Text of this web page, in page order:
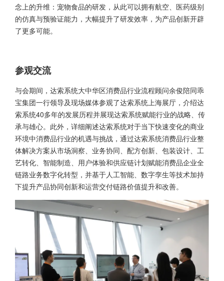
念上的升维：宠物食品的研发，从此可以拥有航空、医药级别
的仿真与预验证能力，大幅提升了研发效率，为产品创新开辟
了更多可能。
参观交流
与会期间，达索系统大中华区消费品行业流程顾问余俊陪同乖
宝集团一行领导及现场媒体参观了达索系统上海展厅，介绍达
索系统40多年的发展历程并展现达索系统赋能行业的战略、传
承与雄心。此外，详细阐述达索系统对于当下快速变化的商业
环境中消费品行业的机遇与挑战，通过达索系统消费品行业整
体解决方案从市场洞察、业务协同、配方创新、包装设计、工
艺转化、智能制造、用户体验和供应链计划赋能消费品企业全
链路业务数字化转型，并基于人工智能、数字孪生等技术加持
下提升产品协同创新和运营交付链路价值提升和改善。